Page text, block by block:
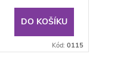
DO KOŠÍKU
Kód: 0115